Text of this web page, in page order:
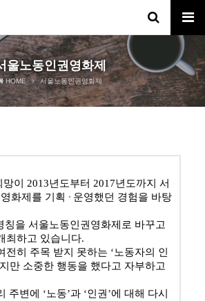
울노동인권영화제
HOME 서울노동인권영화제
이 2013년도부터 2017년도까지 서
화제를 기획 ‧ 운영했던 경험을 바탕
칭을 서울노동인권영화제로 바꾸고
최하고 있습니다.
전히 주목 받지 못하는 ‘노동자의 인
만 소중한 행동을 했다고 자부하고
주변에 ‘노동’과 ‘인권 ’에 대해 다시